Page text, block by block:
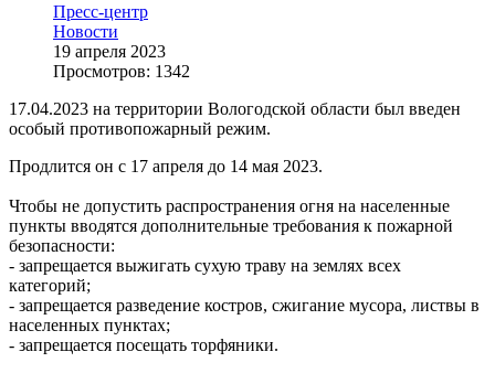
Пресс-центр
Новости
19 апреля 2023
Просмотров: 1342
17.04.2023 на территории Вологодской области был введен
особый противопожарный режим.
Продлится он с 17 апреля до 14 мая 2023.
Чтобы не допустить распространения огня на населенные
пункты вводятся дополнительные требования к пожарной
безопасности:
- запрещается выжигать сухую траву на землях всех
категорий;
- запрещается разведение костров, сжигание мусора, листвы в
населенных пунктах;
- запрещается посещать торфяники.